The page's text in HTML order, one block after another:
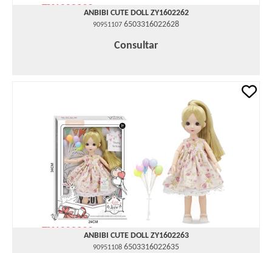
ANBIBI CUTE DOLL ZY1602262
90951107 6503316022628
Consultar
ANBIBI CUTE DOLL ZY1602263
90951108 6503316022635